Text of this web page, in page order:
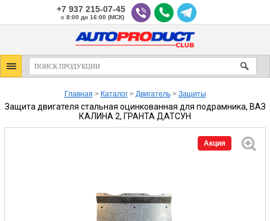
+7 937 215-07-45
с 8:00 до 16:00 (МСК)
Главная > Каталог> Двигатель> Защиты
Защита двигателя стальная оцинкованная для подрамника, ВАЗ
КАЛИНА 2, ГРАНТА ДАТСУН
Акция